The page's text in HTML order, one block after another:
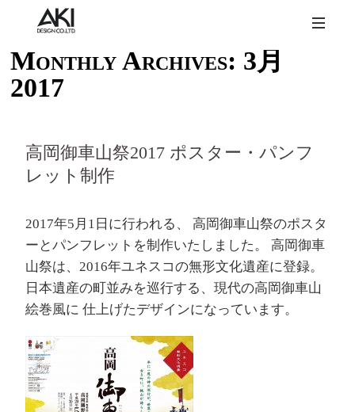
Monthly Archives: 3月
2017
高岡御車山祭2017 ポスター・パンフ
レット制作
2017年5月1日に行われる、 高岡御車山祭のポスタ
ーとパンフレットを制作いたしました。 高岡御車
山祭は、2016年ユネスコの無形文化遺産に登録。
日本遺産の町並みを巡行する、現代の高岡御車山
絵巻風に 仕上げたデザインになっています。